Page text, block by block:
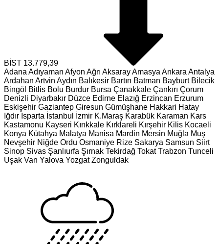
BİST 13.779,39
Adana Adıyaman Afyon Ağrı AksarayAmasya Ankara Antalya
Ardahan Artvin Aydın Balıkesir Bartın Batman Bayburt Bilecik
Bingöl Bitlis Bolu Burdur Bursa Çanakkale Çankırı Çorum
Denizli Diyarbakır Düzce Edirne Elazığ Erzincan Erzurum
Eskişehir Gaziantep Giresun Gümüşhane Hakkari Hatay
Iğdır Isparta İstanbul İzmir K.Maraş Karabük Karaman Kars
Kastamonu Kayseri Kırıkkale Kırklareli Kırşehir Kilis Kocaeli
Konya Kütahya Malatya Manisa Mardin Mersin Muğla Muş
Nevşehir Niğde Ordu Osmaniye Rize Sakarya Samsun Siirt
Sinop Sivas Şanlıurfa Şırnak Tekirdağ Tokat Trabzon Tunceli
Uşak Van Yalova Yozgat Zonguldak